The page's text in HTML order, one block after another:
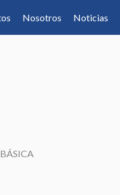
Nosotros Noticias